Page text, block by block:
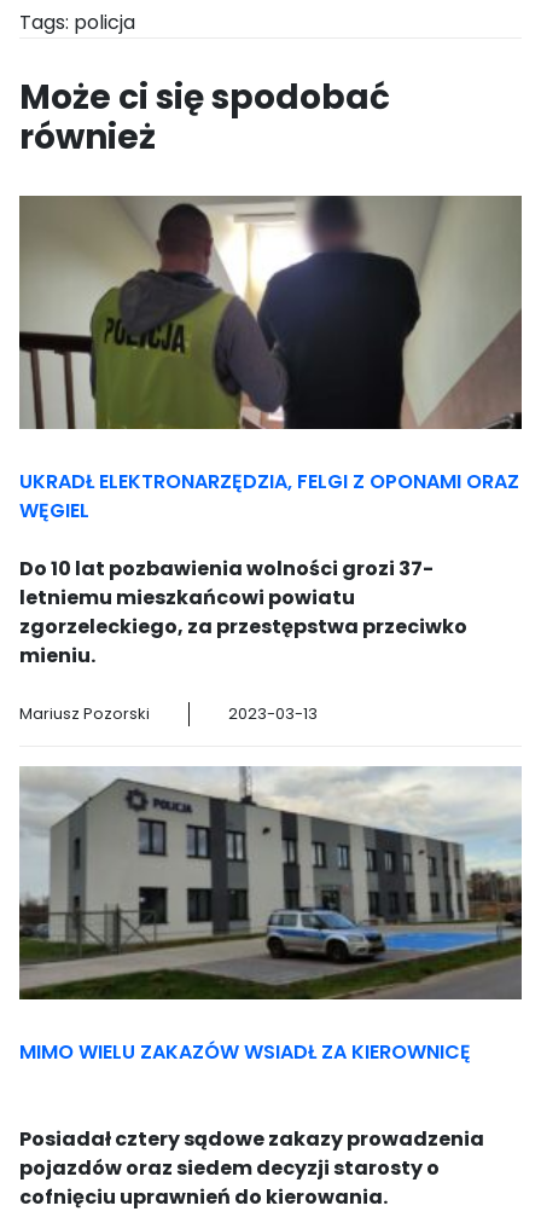
Tags: policja
Może ci się spodobać
również
UKRADŁ ELEKTRONARZĘDZIA, FELGI Z OPONAMI ORAZ
WĘGIEL
Do 10 lat pozbawienia wolności grozi 37-
letniemu mieszkańcowi powiatu
zgorzeleckiego, za przestępstwa przeciwko
mieniu.
Mariusz Pozorski 2023-03-13
MIMO WIELU ZAKAZÓW WSIADŁ ZA KIEROWNICĘ
Posiadał cztery sądowe zakazy prowadzenia
pojazdów oraz siedem decyzji starosty o
cofnięciu uprawnień do kierowania.